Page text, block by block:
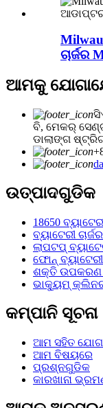
ଚାର୍ଜର
ଆମକୁ
ବି, ମେକର୍
ଡାଲାଙ୍ଗ
ଉତ୍ପାଦଗୁଡିକ
18650
ବ୍ୟାଟେରୀ
ଲାପଟପ୍
ଫୋନ୍ ବ୍ୟାଟେରୀ
ଶକ୍ତି ଉପକରଣ
ଭାକ୍ୟୁମ୍ କ୍ଲିନର୍
କମ୍ପାନି ସୂଚନା
ଆମ ସହିତ
ଆମ ବିଷୟରେ
ପ୍ରଶ୍ନଗୁଡିକ
କାରଖାନା